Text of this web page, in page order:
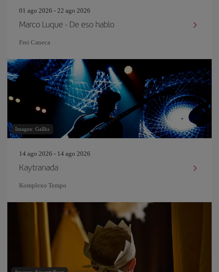
01 ago 2026 - 22 ago 2026
Marco Luque - De eso hablo
Frei Caneca
Imagen: Gallks
14 ago 2026 - 14 ago 2026
Kaytranada
Komplexo Tempo